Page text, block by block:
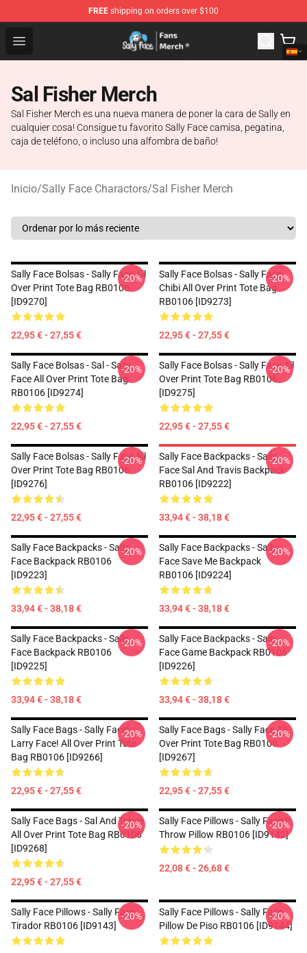
FREE shipping on orders over $100
Open menu
Sally Face Store - Official Sally Face Merchandise Shop
Sal Fisher Merch
Sal Fisher Merch es una nueva manera de poner la cara de Sally en
cualquier cosa! Consigue tu favorito Sally Face camisa, pegatina,
caja de teléfono, o incluso una alfombra de baño!
Inicio/Sally Face Charactors/Sal Fisher Merch
Sally Face Bolsas - Sally Face All
Over Print Tote Bag RB0106
[ID9270]
22,95 € - 27,55 €
-20%
Sally Face Bolsas - Sally Face
Chibi All Over Print Tote Bag
RB0106 [ID9273]
22,95 € - 27,55 €
-20%
Sally Face Bolsas - Sal - Sally
Face All Over Print Tote Bag
RB0106 [ID9274]
22,95 € - 27,55 €
-20%
Sally Face Bolsas - Sally Face All
Over Print Tote Bag RB0106
[ID9275]
22,95 € - 27,55 €
-20%
Sally Face Bolsas - Sally Face All
Over Print Tote Bag RB0106
[ID9276]
22,95 € - 27,55 €
-20%
Sally Face Backpacks - Sally
Face Sal And Travis Backpack
RB0106 [ID9222]
33,94 € - 38,18 €
-20%
Sally Face Backpacks - Sally
Face Backpack RB0106
[ID9223]
33,94 € - 38,18 €
-20%
Sally Face Backpacks - Sally
Face Save Me Backpack
RB0106 [ID9224]
33,94 € - 38,18 €
-20%
Sally Face Backpacks - Sally
Face Backpack RB0106
[ID9225]
33,94 € - 38,18 €
-20%
Sally Face Backpacks - Sally
Face Game Backpack RB0106
[ID9226]
33,94 € - 38,18 €
-20%
Sally Face Bags - Sally Face! -
Larry Face! All Over Print Tote
Bag RB0106 [ID9266]
22,95 € - 27,55 €
-20%
Sally Face Bags - Sally Face All
Over Print Tote Bag RB0106
[ID9267]
22,95 € - 27,55 €
-20%
Sally Face Bags - Sal And Travis
All Over Print Tote Bag RB0106
[ID9268]
22,95 € - 27,55 €
-20%
Sally Face Pillows - Sally Face !!
Throw Pillow RB0106 [ID9142]
22,08 € - 26,68 €
-20%
Sally Face Pillows - Sally Face
Tirador RB0106 [ID9143]
-20%
Sally Face Pillows - Sally Face
Pillow De Piso RB0106 [ID9144]
-20%